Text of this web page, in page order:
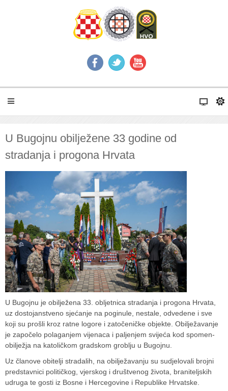
U Bugojnu obilježene 33 godine od
stradanja i progona Hrvata
U Bugojnu je obilježena 33. obljetnica stradanja i progona Hrvata,
uz dostojanstveno sjećanje na poginule, nestale, odvedene i sve
koji su prošli kroz ratne logore i zatočeničke objekte. Obilježavanje
je započelo polaganjem vijenaca i paljenjem svijeća kod spomen-
obilježja na katoličkom gradskom groblju u Bugojnu.
Uz članove obitelji stradalih, na obilježavanju su sudjelovali brojni
predstavnici političkog, vjerskog i društvenog života, braniteljskih
udruga te gosti iz Bosne i Hercegovine i Republike Hrvatske.